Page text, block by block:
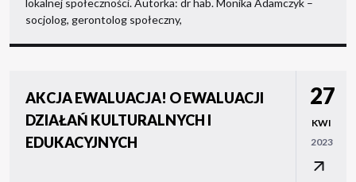
lokalnej społeczności. Autorka: dr hab. Monika Adamczyk –
socjolog, gerontolog społeczny,
AKCJA EWALUACJA! O EWALUACJI
DZIAŁAŃ KULTURALNYCH I
EDUKACYJNYCH
27
KWI
2023